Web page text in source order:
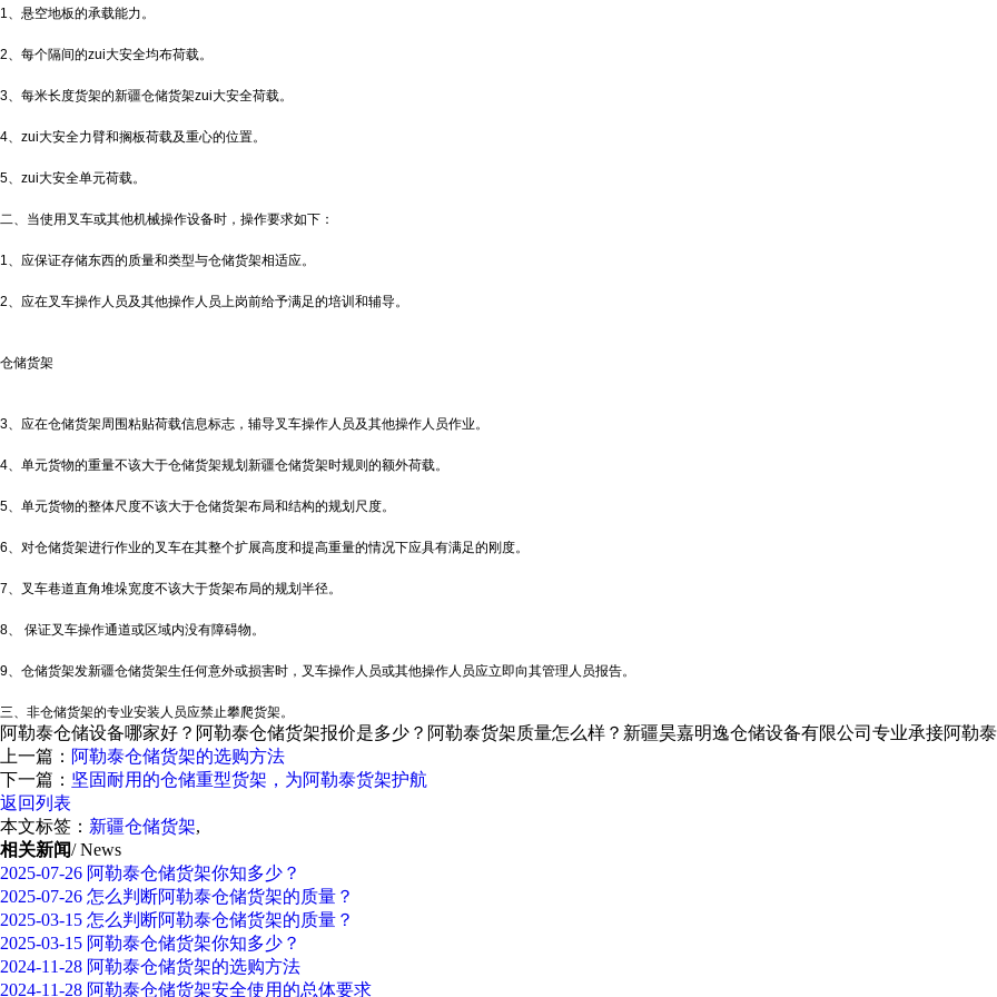
1、悬空地板的承载能力。
2、每个隔间的zui大安全均布荷载。
3、每米长度货架的新疆仓储货架zui大安全荷载。
4、zui大安全力臂和搁板荷载及重心的位置。
5、zui大安全单元荷载。
二、当使用叉车或其他机械操作设备时，操作要求如下：
1、应保证存储东西的质量和类型与仓储货架相适应。
2、应在叉车操作人员及其他操作人员上岗前给予满足的培训和辅导。
仓储货架
3、应在仓储货架周围粘贴荷载信息标志，辅导叉车操作人员及其他操作人员作业。
4、单元货物的重量不该大于仓储货架规划 新疆仓储货架时规则的额外荷载。
5、单元货物的整体尺度不该大于仓储货架布局和结构的规划尺度。
6、对仓储货架进行作业的叉车在其整个扩展高度和提高重量的情况下应具有满足的刚度。
7、叉车巷道直角堆垛宽度不该大于货架布局的规划半径。
8、 保证叉车操作通道或区域内没有障碍物。
9、仓储货架发新疆仓储货架生任何意外或损害时，叉车操作人员或其他操作人员应立即向其管理人员报告。
三、非仓储货架的专业安装人员应禁止攀爬货架。
阿勒泰仓储设备哪家好？阿勒泰仓储货架报价是多少？阿勒泰货架质量怎么样？新疆昊嘉明逸仓储设备有限公司专业承接阿勒
上一篇： 阿勒泰仓储货架的选购方法
下一篇： 坚固耐用的仓储重型货架，为阿勒泰货架护航
返回列表
本文标签： 新疆仓储货架,
相关新闻/ News
2025-07-26 阿勒泰仓储货架你知多少？
2025-07-26 怎么判断阿勒泰仓储货架的质量？
2025-03-15 怎么判断阿勒泰仓储货架的质量？
2025-03-15 阿勒泰仓储货架你知多少？
2024-11-28 阿勒泰仓储货架的选购方法
2024-11-28 阿勒泰仓储货架安全使用的总体要求